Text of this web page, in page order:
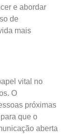
e abordar
de
mais
vital no
O
próximas
que o
aberta